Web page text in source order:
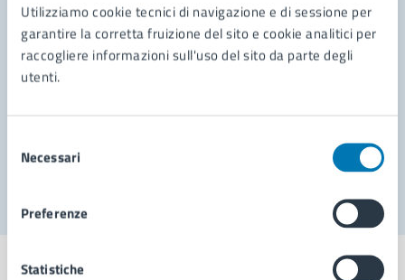
Utilizziamo cookie tecnici di navigazione e di sessione per
garantire la corretta fruizione del sito e cookie analitici per
raccogliere informazioni sull'uso del sito da parte degli
utenti.
delNecessari
Preferenze
Statistiche
Richiedi assistenza
Segnala disservizio